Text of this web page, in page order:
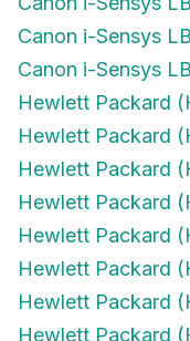
Canon i-Sensys
Canon i-Sensys
Hewlett Packard
Hewlett Packard
Hewlett Packard
Hewlett Packard
Hewlett Packard
Hewlett Packard
Hewlett Packard
Hewlett Packard